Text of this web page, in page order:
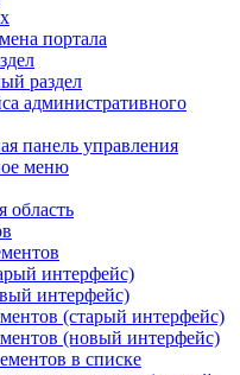
портала
раздел
административного
панель управления
меню
область
интерфейс)
интерфейс)
(старый интерфейс)
(новый интерфейс)
в списке